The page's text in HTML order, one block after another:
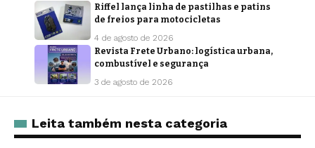
Riffel lança linha de pastilhas e patins
de freios para motocicletas
4 de agosto de 2026
Revista Frete Urbano: logística urbana,
combustível e segurança
3 de agosto de 2026
Leita também nesta categoria